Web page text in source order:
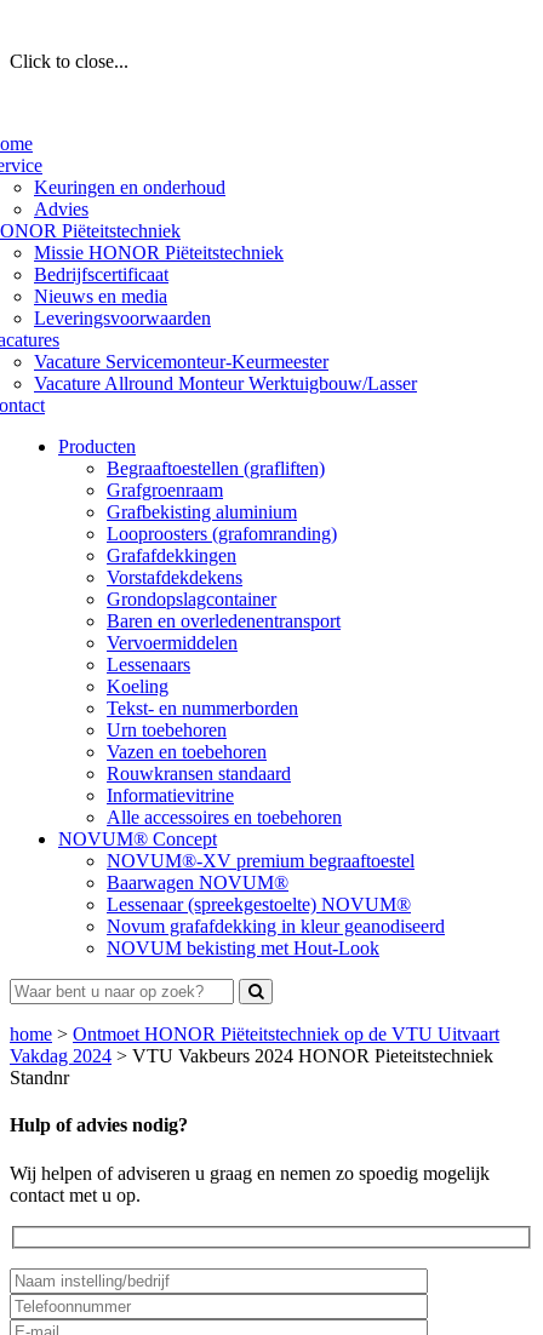
Click to close...
Keuringen en onderhoud
Advies
Piëteitstechniek
Missie HONOR Piëteitstechniek
Bedrijfscertificaat
Nieuws en media
Leveringsvoorwaarden
Vacature Servicemonteur-Keurmeester
Vacature Allround Monteur Werktuigbouw/Lasser
Producten
Begraaftoestellen (grafliften)
Grafgroenraam
Grafbekisting aluminium
Looproosters (grafomranding)
Grafafdekkingen
Vorstafdekdekens
Grondopslagcontainer
Baren en overledenentransport
Vervoermiddelen
Lessenaars
Koeling
Tekst- en nummerborden
Urn toebehoren
Vazen en toebehoren
Rouwkransen standaard
Informatievitrine
Alle accessoires en toebehoren
NOVUM® Concept
NOVUM®-XV premium begraaftoestel
Baarwagen NOVUM®
Lessenaar (spreekgestoelte) NOVUM®
Novum grafafdekking in kleur geanodiseerd
NOVUM bekisting met Hout-Look
home > Ontmoet HONOR Piëteitstechniek op de VTU Uitvaart
Vakdag 2024 > VTU Vakbeurs 2024 HONOR Pieteitstechniek
Standnr
Hulp of advies nodig?
Wij helpen of adviseren u graag en nemen zo spoedig mogelijk
contact met u op.